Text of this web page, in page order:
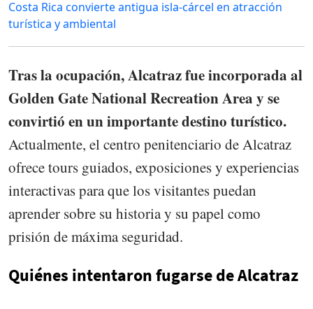
Costa Rica convierte antigua isla-cárcel en atracción
turística y ambiental
Tras la ocupación, Alcatraz fue incorporada al
Golden Gate National Recreation Area y se
convirtió en un importante destino turístico.
Actualmente, el centro penitenciario de Alcatraz
ofrece tours guiados, exposiciones y experiencias
interactivas para que los visitantes puedan
aprender sobre su historia y su papel como
prisión de máxima seguridad.
Quiénes intentaron fugarse de Alcatraz